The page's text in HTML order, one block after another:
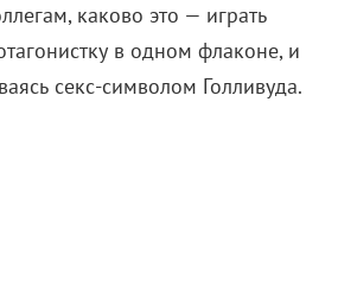
каково это — играть
в одном флаконе, и
секс-символом Голливуда.